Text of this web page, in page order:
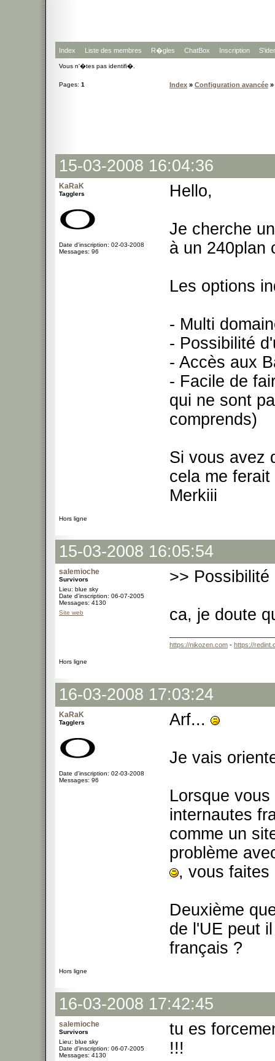
Index Liste des membres R�gles ChatBox Inscription
Vous n'�tes pas identifi�.
Pages: 1 Index » Configuration avancée »
15-03-2008 16:04:36
KaRaK
Tagglers
Date d'inscription: 02-03-2008
Messages: 96
Hello,
Je cherche
à un 240plan
Les options
- Multi
- Possibilité
- Accès aux
- Facile de
qui ne sont
comprends)
Si vous avez
cela me
Merkiii
Hors ligne
15-03-2008 16:05:54
salemioche
Survivors
Lieu: blue sky
Date d'inscription: 06-07-2005
Messages: 4130
Site web
>>
ca, je doute
https://nikozen.com - https://
Hors ligne
16-03-2008 17:03:24
KaRaK
Tagglers
Date d'inscription: 02-03-2008
Messages: 96
Arf...
Je vais
Lorsque
internautes
comme un
problème
, vous faites
Deuxième
de l'UE peut
français ?
Hors ligne
16-03-2008 17:42:45
salemioche
Survivors
Lieu: blue sky
Date d'inscription: 06-07-2005
Messages: 4130
tu es
!!!